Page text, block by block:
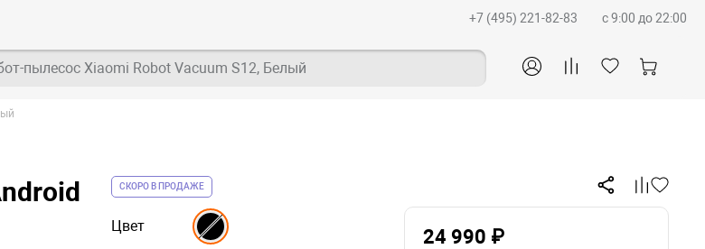
+7 (495) 221-82-83 c 9:00 до 22:00
пылесос Xiaomi Robot Vacuum S12, Белый
СКОРО В ПРОДАЖЕ
Цвет 24 990 ₽